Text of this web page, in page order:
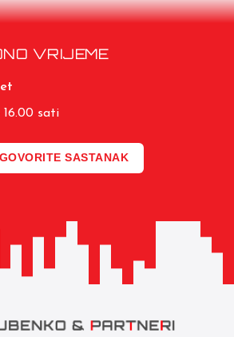
VRIJEME
16.00 sati
SASTANAK